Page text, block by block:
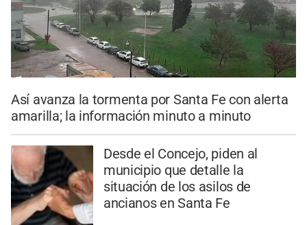
Así avanza la tormenta por Santa Fe con alerta
amarilla; la información minuto a minuto
Desde el Concejo, piden al
municipio que detalle la
situación de los asilos de
ancianos en Santa Fe